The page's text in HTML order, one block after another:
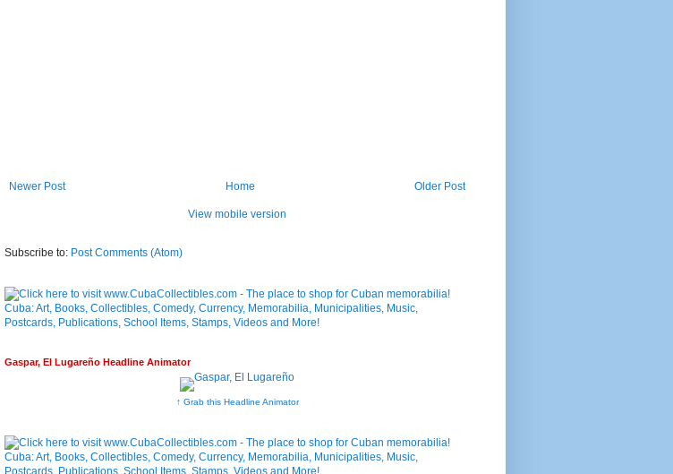
Newer Post Older Post
Home
View mobile version
Subscribe to: Post Comments (Atom)
Gaspar, El Lugareño Headline Animator
↑ Grab this Headline Animator